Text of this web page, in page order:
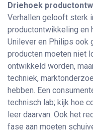
Driehoek
Verhallen gelooft sterk
productontwikkeling en
Unilever en Philips ook
producten moeten niet
ontwikkeld worden,
techniek,
hebben. Een
technisch lab; kijk hoe
leer daarvan. Ook het
fase aan moeten